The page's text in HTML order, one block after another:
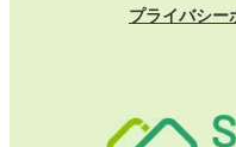
プライバシー